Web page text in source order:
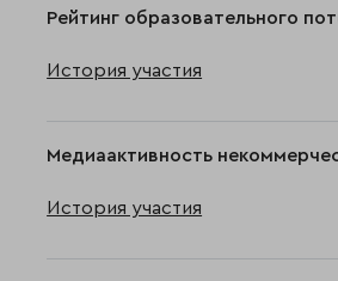
Рейтинг образовательного
История участия
Медиаактивность
История участия